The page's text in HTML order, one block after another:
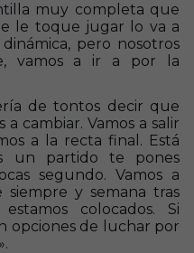
muy completa que
le toque jugar lo va a
pero nosotros
vamos a ir a por la
de tontos decir que
cambiar. Vamos a salir
a la recta final. Está
un partido te pones
segundo. Vamos a
y semana tras
colocados. Si
opciones de luchar por